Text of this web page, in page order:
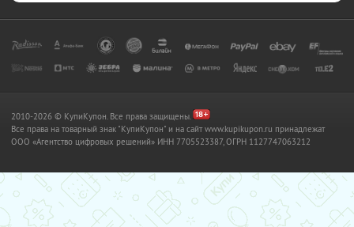
2010-2026 © КупиКупон. Все права защищены.
Все права на товарный знак "КупиКупон" и на сайт www.kupikupon.ru принадлежат
OOO «Агентство цифровых решений» ИНН 7705523387, ОГРН 1127747063212